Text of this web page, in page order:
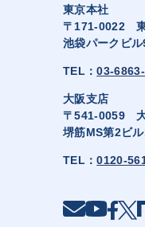
東京本社
〒171-0022
池袋パークビル
TEL：03-
大阪支店
〒541-0059
堺筋MS第2ビ
TEL：0120-